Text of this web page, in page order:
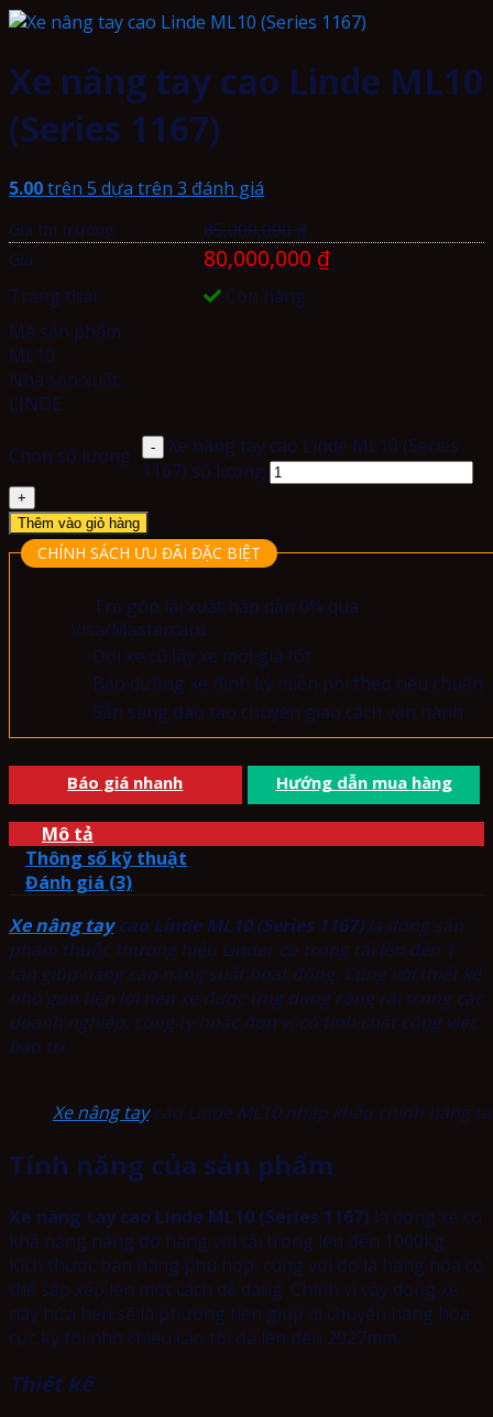
Xe nâng tay cao Linde ML10
(Series 1167)
5.00trên 5 dựa trên 3 đánh giá
Giá thị trường: 85,000,000₫
Giá: 80,000,000 ₫
Trạng thái:
Còn hàng
Mã sản phẩm:
ML10
Nhà sản xuất:
LINDE
Chọn số lượng
Xe nâng tay cao Linde ML10 (Series
1167) số lượng
Thêm vào giỏ hàng
CHÍNH SÁCH ƯU ĐÃI ĐẶC BIỆT
Trả góp lãi xuất hấp dẫn 0% qua
Visa/Mastercard
Đổi xe cũ lấy xe mới giá tốt
Bảo dưỡng xe định kỳ miễn phí theo tiêu chuẩn
Sẵn sàng đào tạo chuyển giao cách vận hành
Báo giá nhanh Hướng dẫn mua hàng
Mô tả
Thông số kỹ thuật
Đánh giá (3)
Xe nâng taycao Linde ML10 (Series 1167)là dòng sản
phẩm thuộc thương hiệu Linder có trọng tải lên đến 1
tấn giúp nâng cao năng suất hoạt động. Cùng với thiết kế
nhỏ gọn tiện lợi nên xe được ứng dụng rộng rãi trong các
doanh nghiệp, công ty hoặc đơn vị có tính chất công việc
bảo trì.
Xe nâng taycao Linde ML10 nhập khẩu chính hãng tại
Tính năng của sản phẩm
Xe nâng tay cao Linde ML10 (Series 1167) là dòng xe có
khả năng nâng đỡ hàng với tải trọng lên đến 1000kg.
Kích thước bàn nâng phù hợp, cùng với đó là hàng hóa có
thể sắp xếp lên một cách dễ dàng. Chính vì vậy dòng xe
này hứa hẹn sẽ là phương tiện giúp di chuyển hàng hóa
cực kỳ tối nhờ chiều cao tối đa lên đến 2927mm.
Thiết kế